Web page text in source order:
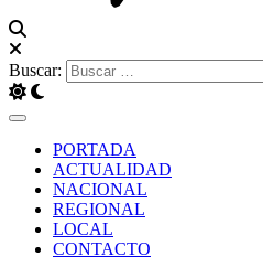
Buscar:
PORTADA
ACTUALIDAD
NACIONAL
REGIONAL
LOCAL
CONTACTO